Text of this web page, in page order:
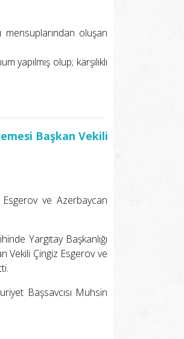
mensuplarından oluşan
yapılmış olup; karşılıklı
Başkan Vekili
ve Azerbaycan
Yargıtay Başkanlığı
Vekili Çingiz Esgerov ve
Başsavcısı Muhsin